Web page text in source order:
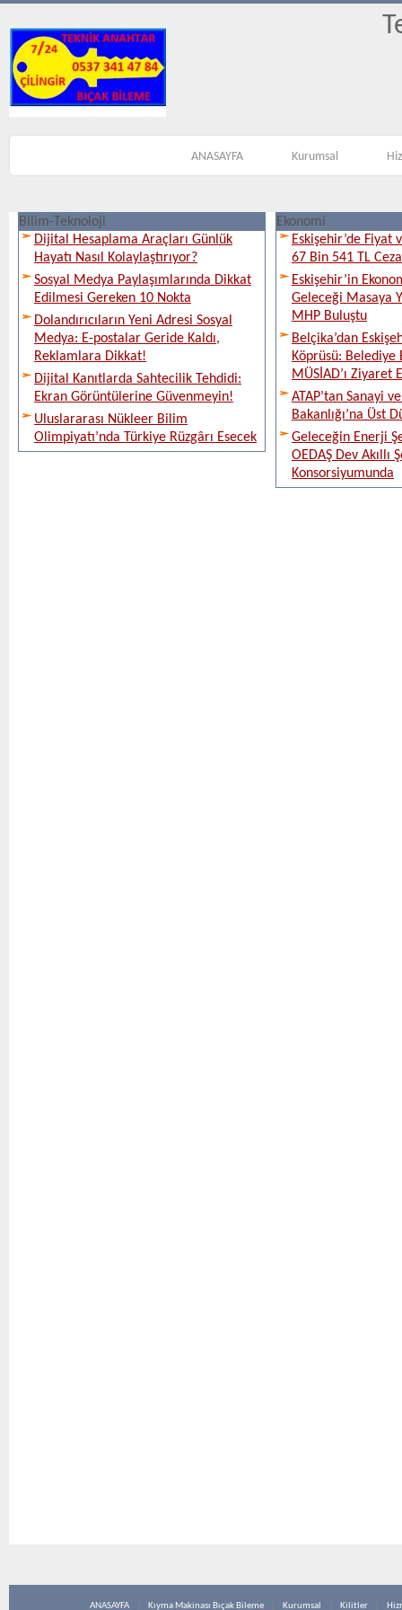
ANASAYFA Kurumsal
Bilim-Teknoloji
Dijital Hesaplama Araçları Günlük
Hayatı Nasıl Kolaylaştırıyor?
Sosyal Medya Paylaşımlarında Dikkat
Edilmesi Gereken 10 Nokta
Dolandırıcıların Yeni Adresi Sosyal
Medya: E-postalar Geride Kaldı,
Reklamlara Dikkat!
Dijital Kanıtlarda Sahtecilik Tehdidi:
Ekran Görüntülerine Güvenmeyin!
Uluslararası Nükleer Bilim
Olimpiyatı’nda Türkiye Rüzgârı Esecek
Ekonomi
Eskişehir’de Fiyat
67 Bin 541 TL
Eskişehir’in
Geleceği Masaya
MHP Buluştu
Belçika’dan
Köprüsü: Belediye
MÜSİAD’ı Ziyaret
ATAP’tan Sanayi
Bakanlığı’na Üst
Geleceğin Enerji
OEDAŞ Dev Akıllı
Konsorsiyumunda
ANASAYFA Kıyma Makinası Bıçak Bileme Kurumsal Kilitler